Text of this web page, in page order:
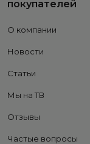
покупателей
О компании
Новости
Статьи
Мы на ТВ
Отзывы
Частые вопросы